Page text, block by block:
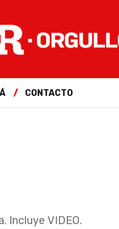
CONTACTO
Incluye VIDEO.